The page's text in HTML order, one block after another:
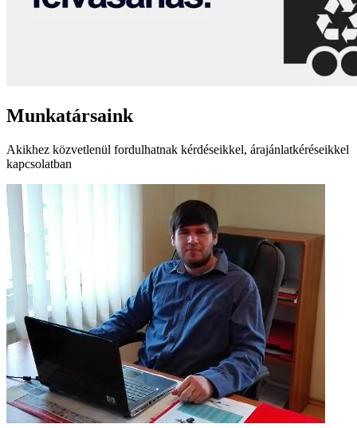
Munkatársaink
Akikhez közvetlenül fordulhatnak kérdéseikkel, árajánlatkéréseikkel
kapcsolatban